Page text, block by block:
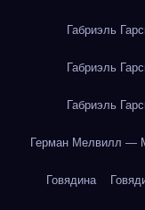
Габриэль
Габриэль
Габриэль
Герман Мелвилл —
Говядина